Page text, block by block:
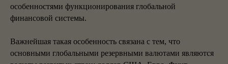
особенностями функционирования глобальной
финансовой системы.
Важнейшая такая особенность связана с тем, что
основными глобальными резервными валютами являются